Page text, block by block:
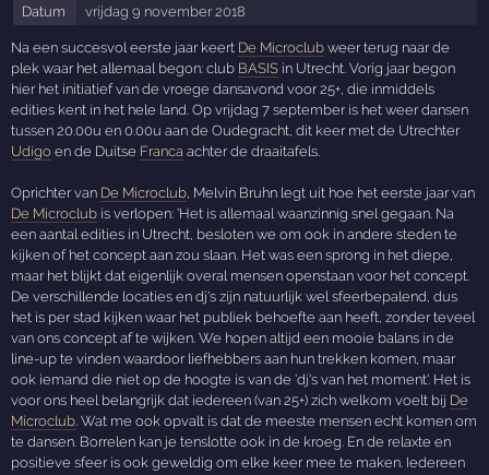
Datum
vrijdag 9 november 2018
Na een succesvol eerste jaar keert De Microclub weer terug naar de
plek waar het allemaal begon: club BASIS in Utrecht. Vorig jaar begon
hier het initiatief van de vroege dansavond voor 25+, die inmiddels
edities kent in het hele land. Op vrijdag 7 september is het weer dansen
tussen 20.00u en 0.00u aan de Oudegracht, dit keer met de Utrechter
Udigo en de Duitse Franca achter de draaitafels.
Oprichter van De Microclub, Melvin Bruhn legt uit hoe het eerste jaar van
De Microclub is verlopen: 'Het is allemaal waanzinnig snel gegaan. Na
een aantal edities in Utrecht, besloten we om ook in andere steden te
kijken of het concept aan zou slaan. Het was een sprong in het diepe,
maar het blijkt dat eigenlijk overal mensen openstaan voor het concept.
De verschillende locaties en dj's zijn natuurlijk wel sfeerbepalend, dus
het is per stad kijken waar het publiek behoefte aan heeft, zonder teveel
van ons concept af te wijken. We hopen altijd een mooie balans in de
line-up te vinden waardoor liefhebbers aan hun trekken komen, maar
ook iemand die niet op de hoogte is van de 'dj's van het moment'. Het is
voor ons heel belangrijk dat iedereen (van 25+) zich welkom voelt bij De
Microclub. Wat me ook opvalt is dat de meeste mensen echt komen om
te dansen. Borrelen kan je tenslotte ook in de kroeg. En de relaxte en
positieve sfeer is ook geweldig om elke keer mee te maken. Iedereen